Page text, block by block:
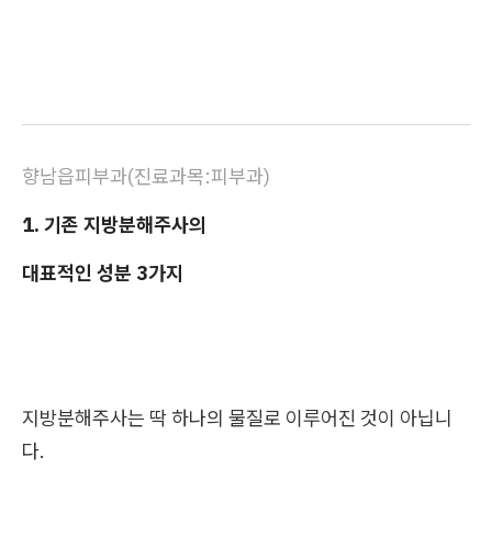
향남읍피부과(진료과목:피부과)
1. 기존 지방분해주사의
대표적인 성분 3가지
지방분해주사는 딱 하나의 물질로 이루어진 것이 아닙니
다.